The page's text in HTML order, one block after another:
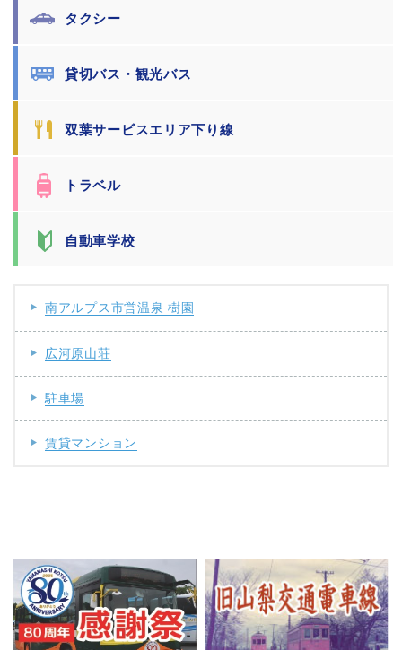
タクシー
貸切バス・観光バス
双葉サービスエリア下り線
トラベル
自動車学校
南アルプス市営温泉 樹園
広河原山荘
駐車場
賃貸マンション